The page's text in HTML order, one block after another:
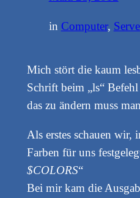
in Computer,
Mich stört die kaum
Schrift beim „ls“
das zu ändern muss
Als erstes schauen wir,
Farben für uns
$COLORS“
Bei mir kam die